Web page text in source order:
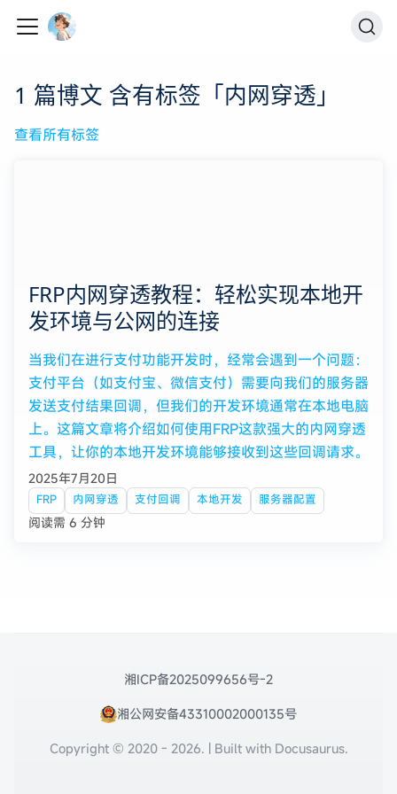
1 篇博文 含有标签「内网穿透」
查看所有标签
FRP内网穿透教程：轻松实现本地开
发环境与公网的连接
当我们在进行支付功能开发时，经常会遇到一个问题：
支付平台（如支付宝、微信支付）需要向我们的服务器
发送支付结果回调，但我们的开发环境通常在本地电脑
上。这篇文章将介绍如何使用FRP这款强大的内网穿透
工具，让你的本地开发环境能够接收到这些回调请求。
2025年7月20日
FRP 内网穿透 支付回调 本地开发 服务器配置
阅读需 6 分钟
湘ICP备2025099656号-2
湘公网安备43310002000135号
Copyright © 2020 - 2026. | Built with Docusaurus.